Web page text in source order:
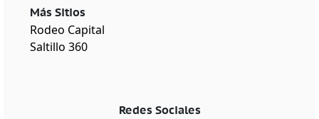
Más Sitios
Rodeo Capital
Saltillo 360
Redes Sociales